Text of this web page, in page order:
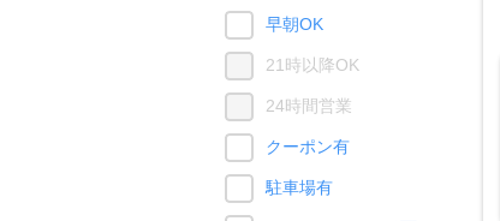
早朝OK
21時以降OK
24時間営業
クーポン有
駐車場有